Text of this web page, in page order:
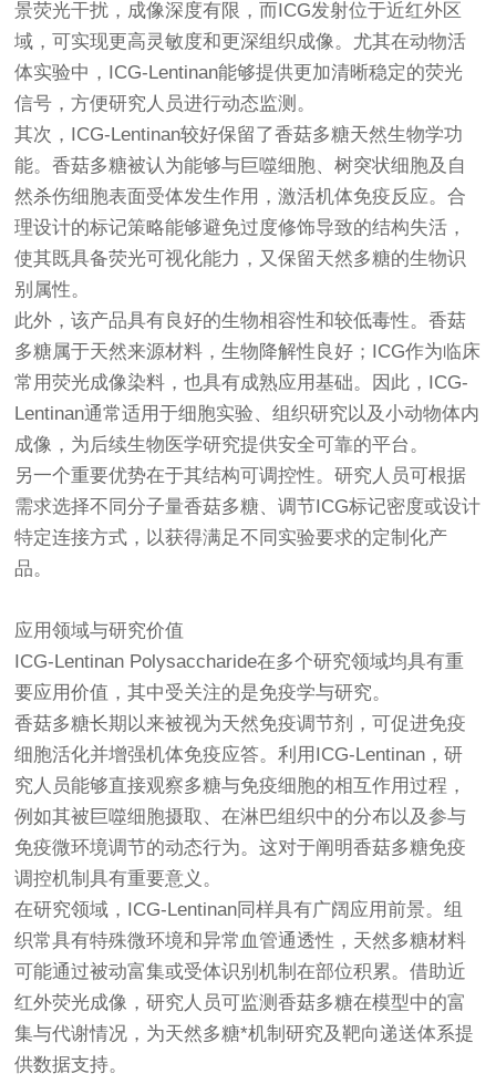
景荧光干扰，成像深度有限，而ICG发射位于近红外区
域，可实现更高灵敏度和更深组织成像。尤其在动物活
体实验中，ICG-Lentinan能够提供更加清晰稳定的荧光
信号，方便研究人员进行动态监测。
其次，ICG-Lentinan较好保留了香菇多糖天然生物学功
能。香菇多糖被认为能够与巨噬细胞、树突状细胞及自
然杀伤细胞表面受体发生作用，激活机体免疫反应。合
理设计的标记策略能够避免过度修饰导致的结构失活，
使其既具备荧光可视化能力，又保留天然多糖的生物识
别属性。
此外，该产品具有良好的生物相容性和较低毒性。香菇
多糖属于天然来源材料，生物降解性良好；ICG作为临床
常用荧光成像染料，也具有成熟应用基础。因此，ICG-
Lentinan通常适用于细胞实验、组织研究以及小动物体内
成像，为后续生物医学研究提供安全可靠的平台。
另一个重要优势在于其结构可调控性。研究人员可根据
需求选择不同分子量香菇多糖、调节ICG标记密度或设计
特定连接方式，以获得满足不同实验要求的定制化产
品。
应用领域与研究价值
ICG-Lentinan Polysaccharide在多个研究领域均具有重
要应用价值，其中受关注的是免疫学与研究。
香菇多糖长期以来被视为天然免疫调节剂，可促进免疫
细胞活化并增强机体免疫应答。利用ICG-Lentinan，研
究人员能够直接观察多糖与免疫细胞的相互作用过程，
例如其被巨噬细胞摄取、在淋巴组织中的分布以及参与
免疫微环境调节的动态行为。这对于阐明香菇多糖免疫
调控机制具有重要意义。
在研究领域，ICG-Lentinan同样具有广阔应用前景。组
织常具有特殊微环境和异常血管通透性，天然多糖材料
可能通过被动富集或受体识别机制在部位积累。借助近
红外荧光成像，研究人员可监测香菇多糖在模型中的富
集与代谢情况，为天然多糖*机制研究及靶向递送体系提
供数据支持。